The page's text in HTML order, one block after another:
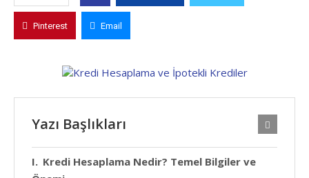
Pinterest Email
Yazı Başlıkları
Kredi Hesaplama Nedir? Temel Bilgiler ve